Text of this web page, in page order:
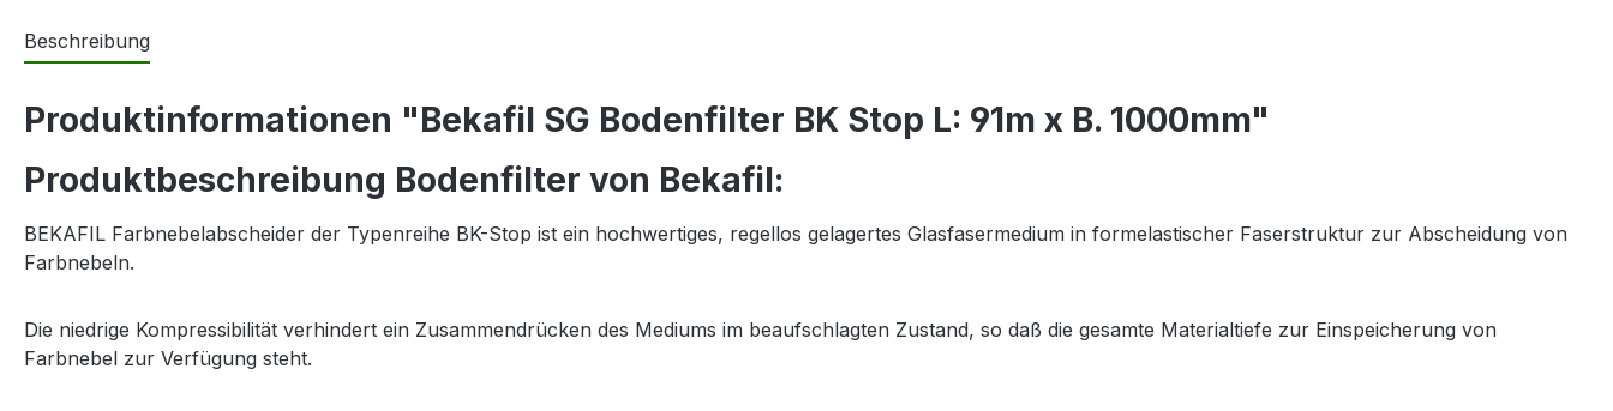
Beschreibung
Produktinformationen "Bekafil SG Bodenfilter BK Stop L: 91m x B. 1000mm"
Produktbeschreibung Bodenfilter von Bekafil:
BEKAFIL Farbnebelabscheider der Typenreihe BK-Stop ist ein hochwertiges, regellos gelagertes Glasfasermedium in formelastischer Faserstruktur zur Abscheidung von
Farbnebeln.
Die niedrige Kompressibilität verhindert ein Zusammendrücken des Mediums im beaufschlagten Zustand, so daß die gesamte Materialtiefe zur Einspeicherung von
Farbnebel zur Verfügung steht.